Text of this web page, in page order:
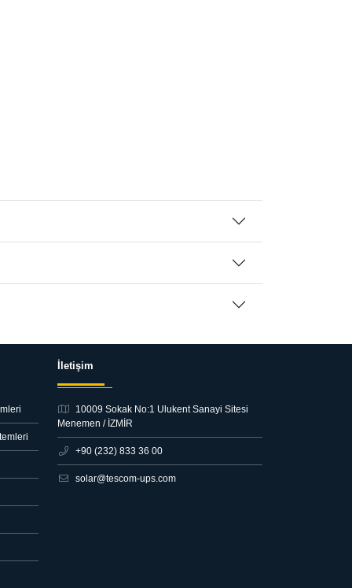
İletişim
10009 Sokak No:1 Ulukent Sanayi Sitesi
Menemen / İZMİR
+90 (232) 833 36 00
solar@tescom-ups.com